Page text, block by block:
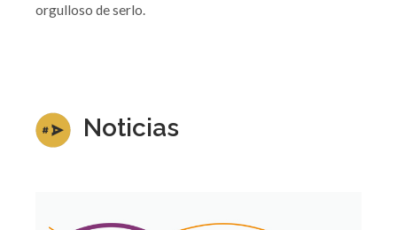
orgulloso de serlo.
Noticias